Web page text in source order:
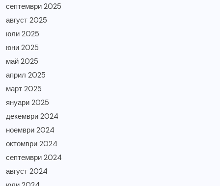
септември 2025
август 2025
юли 2025
юни 2025
май 2025
април 2025
март 2025
януари 2025
декември 2024
ноември 2024
октомври 2024
септември 2024
август 2024